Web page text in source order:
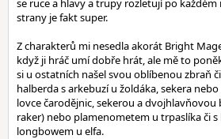
se ruce a hlavy a trupy rozletují po
strany je fakt super.
Z charakterů mi nesedla akorát Bright
když ji hráč umí dobře hrát, ale mě to
si u ostatních našel svou oblíbenou zbraň
halberda s arkebuzí u žoldáka, sekera
lovce čarodějnic, sekerou a
raker) nebo plamenometem u trpaslíka či
longbowem u elfa.